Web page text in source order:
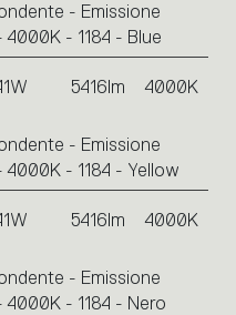
- Emissione
- 1184 - Blue
5416lm 4000K
- Emissione
- 1184 - Yellow
5416lm 4000K
- Emissione
- 1184 - Nero